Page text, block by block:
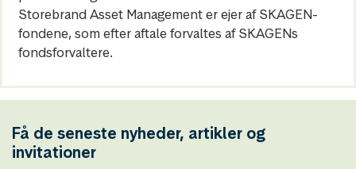
Storebrand Asset Management er ejer af SKAGEN-
fondene, som efter aftale forvaltes af SKAGENs
fondsforvaltere.
Få de seneste nyheder, artikler og
invitationer